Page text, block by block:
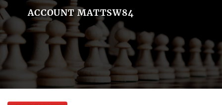
ACCOUNT MATTSW84